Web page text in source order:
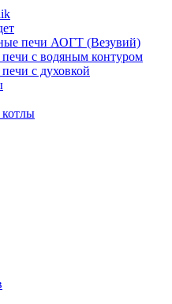
печи АОГТ (Везувий)
с водяным контуром
с духовкой